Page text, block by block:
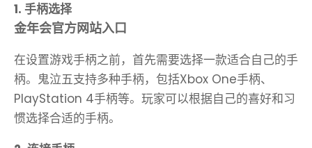
1. 手柄选择
金年会官方网站入口
在设置游戏手柄之前，首先需要选择一款适合自己的手
柄。鬼泣五支持多种手柄，包括Xbox One手柄、
PlayStation 4手柄等。玩家可以根据自己的喜好和习
惯选择合适的手柄。